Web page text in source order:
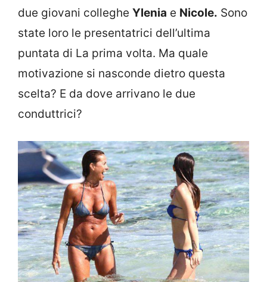
due giovani colleghe Ylenia e Nicole. Sono
state loro le presentatrici dell’ultima
puntata di La prima volta. Ma quale
motivazione si nasconde dietro questa
scelta? E da dove arrivano le due
conduttrici?